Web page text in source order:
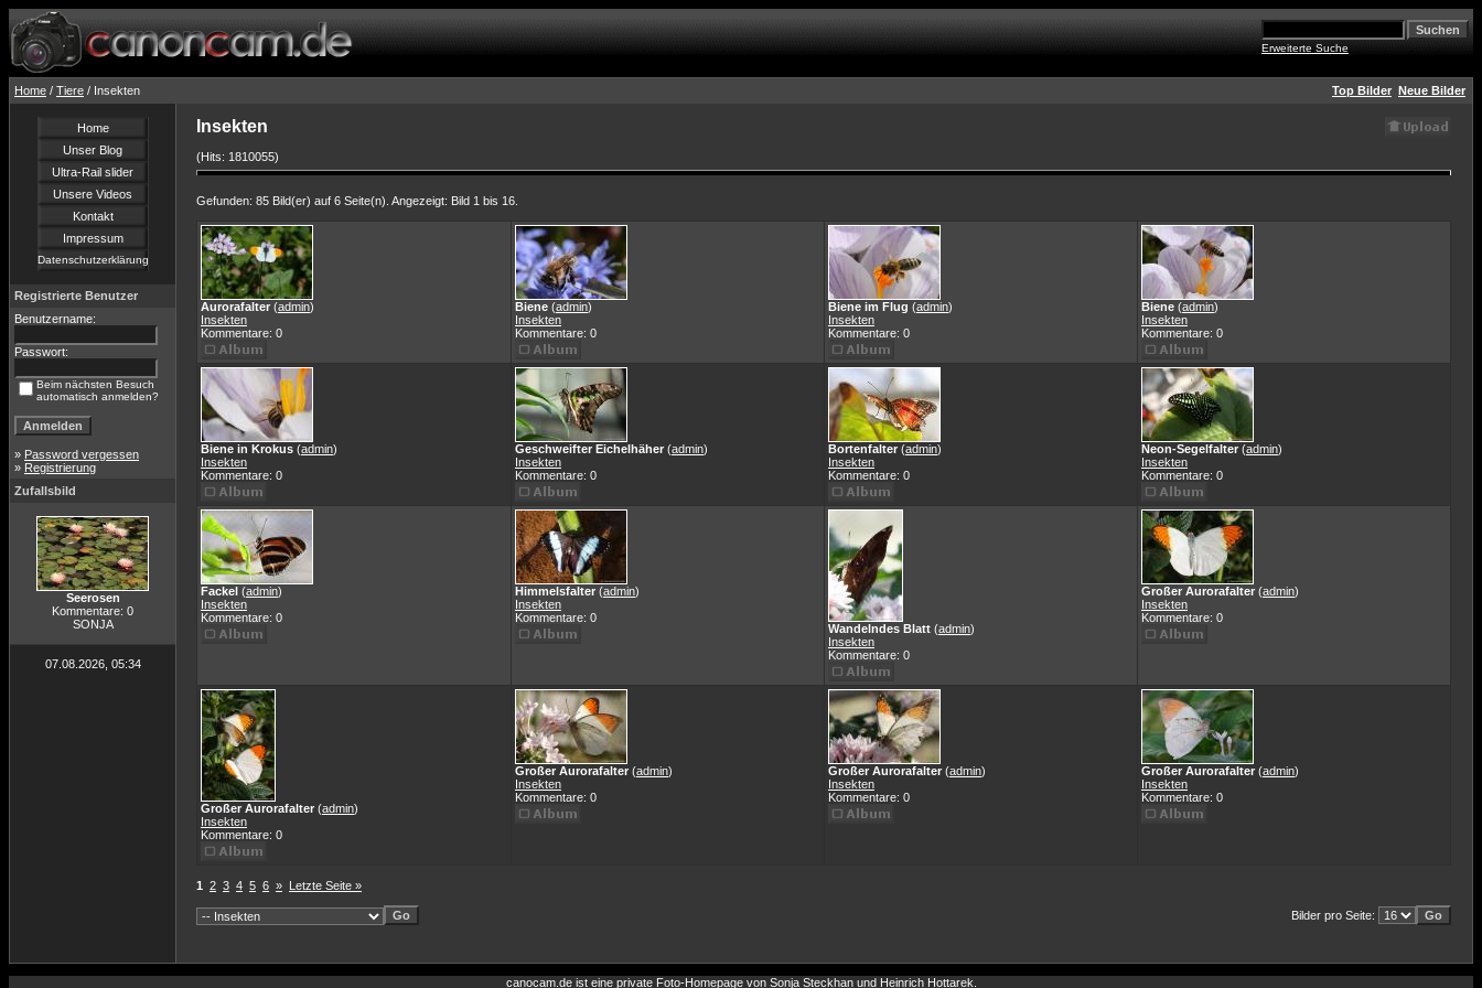
Erweiterte Suche
Home / Tiere / Insekten Top Bilder Neue Bilder
Home
Unser Blog
Ultra-Rail slider
Unsere Videos
Kontakt
Impressum
Datenschutzerklärung
Registrierte Benutzer
Benutzername:
Passwort:
Beim nächsten Besuch
automatisch anmelden?
» Password vergessen
» Registrierung
Zufallsbild
Seerosen
Kommentare: 0
SONJA
07.08.2026, 05:34
Insekten
(Hits: 1810055)
Gefunden: 85 Bild(er) auf 6 Seite(n). Angezeigt: Bild 1 bis 16.
Aurorafalter (admin)
Insekten
Kommentare: 0
Biene (admin)
Insekten
Kommentare: 0
Biene im Flug (admin)
Insekten
Kommentare: 0
Biene (admin)
Insekten
Kommentare: 0
Biene in Krokus (admin)
Insekten
Kommentare: 0
Geschweifter Eichelhäher (admin)
Insekten
Kommentare: 0
Bortenfalter (admin)
Insekten
Kommentare: 0
Neon-Segelfalter (admin)
Insekten
Kommentare: 0
Fackel (admin)
Insekten
Kommentare: 0
Himmelsfalter (admin)
Insekten
Kommentare: 0
Wandelndes Blatt (admin)
Insekten
Kommentare: 0
Großer Aurorafalter (admin)
Insekten
Kommentare: 0
Großer Aurorafalter (admin)
Insekten
Kommentare: 0
Großer Aurorafalter (admin)
Insekten
Kommentare: 0
Großer Aurorafalter (admin)
Insekten
Kommentare: 0
Großer Aurorafalter (admin)
Insekten
Kommentare: 0
1 2 3 4 5 6 » Letzte Seite »
Bilder pro Seite:
canocam.de ist eine private Foto-Homepage von Sonja Steckhan und Heinrich Hottarek.